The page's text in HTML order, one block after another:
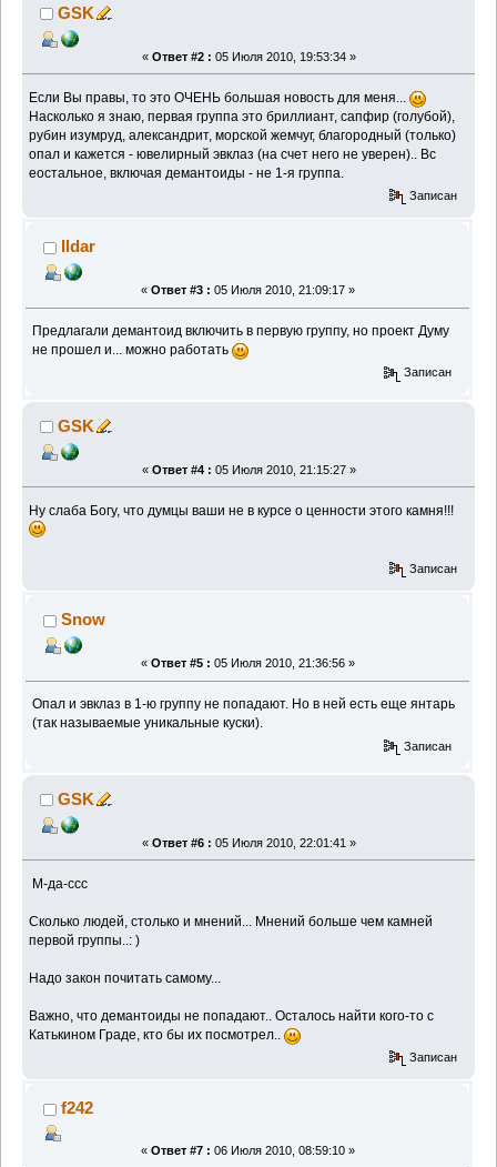
GSK
« Ответ #2 : 05 Июля 2010, 19:53:34 »
Если Вы правы, то это ОЧЕНЬ большая новость для меня...
Насколько я знаю, первая группа это бриллиант, сапфир (голубой),
рубин изумруд, александрит, морской жемчуг, благородный (только)
опал и кажется - ювелирный эвклаз (на счет него не уверен).. Вс
еостальное, включая демантоиды - не 1-я группа.
Записан
Ildar
« Ответ #3 : 05 Июля 2010, 21:09:17 »
Предлагали демантоид включить в первую группу, но проект Думу
не прошел и... можно работать
Записан
GSK
« Ответ #4 : 05 Июля 2010, 21:15:27 »
Ну слаба Богу, что думцы ваши не в курсе о ценности этого камня!!!
Записан
Snow
« Ответ #5 : 05 Июля 2010, 21:36:56 »
Опал и эвклаз в 1-ю группу не попадают. Но в ней есть еще янтарь
(так называемые уникальные куски).
Записан
GSK
« Ответ #6 : 05 Июля 2010, 22:01:41 »
М-да-ссс
Сколько людей, столько и мнений... Мнений больше чем камней
первой группы..: )
Надо закон почитать самому...
Важно, что демантоиды не попадают.. Осталось найти кого-то с
Катькином Граде, кто бы их посмотрел..
Записан
f242
« Ответ #7 : 06 Июля 2010, 08:59:10 »